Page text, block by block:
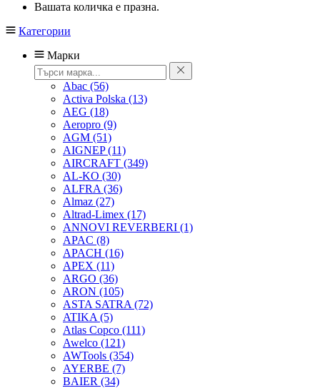
Вашата количка е празна.
Категории
Марки
Abac (56)
Activa Polska (13)
AEG (18)
Aeropro (9)
AGM (51)
AIGNEP(11)
AIRCRAFT (349)
AL-KO (30)
ALFRA (36)
Almaz (27)
Altrad-Limex (17)
ANNOVI REVERBERI (1)
APAC (8)
APACH (16)
APEX (11)
ARGO (36)
ARON (105)
ASTA SATRA (72)
ATIKA (5)
Atlas Copco (111)
Awelco (121)
AWTools (354)
AYERBE (7)
BAIER (34)